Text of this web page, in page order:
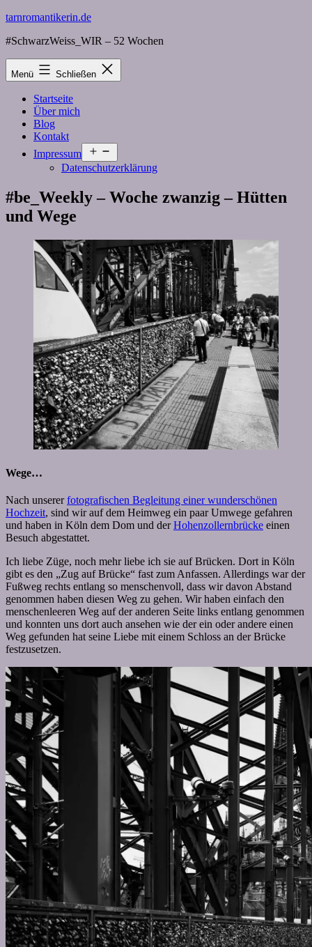
Zum
springen
tarnromantikerin.de
#SchwarzWeiss_WIR – 52 Wochen
Menü Schließen
Startseite
Über mich
Blog
Kontakt
Impressum
öffnen
Datenschutzerklärung
#be_Weekly – Woche zwanzig – Hütten
und Wege
Wege…
Nach unsererfotografischen Begleitung einer wunderschönen
Hochzeit, sind wir auf dem Heimweg ein paar Umwege gefahren
und haben in Köln dem Dom und derHohenzollernbrücke einen
Besuch abgestattet.
Ich liebe Züge, noch mehr liebe ich sie auf Brücken. Dort in Köln
gibt es den „Zug auf Brücke“ fast zum Anfassen. Allerdings war der
Fußweg rechts entlang so menschenvoll, dass wir davon Abstand
genommen haben diesen Weg zu gehen. Wir haben einfach den
menschenleeren Weg auf der anderen Seite links entlang genommen
und konnten uns dort auch ansehen wie der ein oder andere einen
Weg gefunden hat seine Liebe mit einem Schloss an der Brücke
festzusetzen.